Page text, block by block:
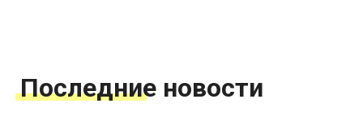
Последние новости